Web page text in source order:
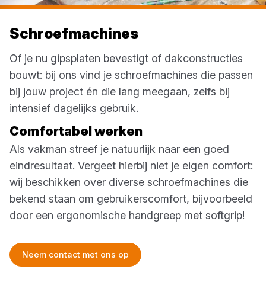
Schroefmachines
Of je nu gipsplaten bevestigt of dakconstructies
bouwt: bij ons vind je schroefmachines die passen
bij jouw project én die lang meegaan, zelfs bij
intensief dagelijks gebruik.
Comfortabel werken
Als vakman streef je natuurlijk naar een goed
eindresultaat. Vergeet hierbij niet je eigen comfort:
wij beschikken over diverse schroefmachines die
bekend staan om gebruikerscomfort, bijvoorbeeld
door een ergonomische handgreep met softgrip!
Neem contact met ons op